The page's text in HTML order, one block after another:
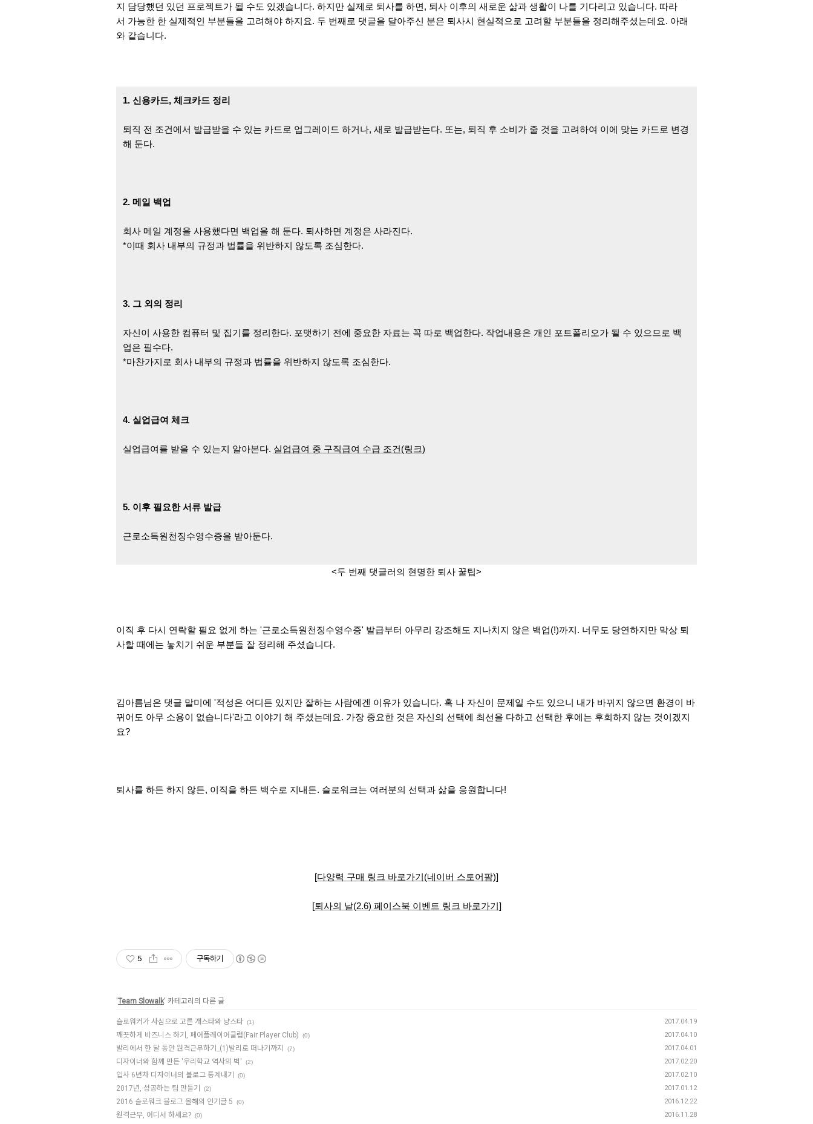
지 담당했던 있던 프로젝트가 될 수도 있겠습니다. 하지만 실제로 퇴사를 하면, 퇴사 이후의 새로운 삶과 생활이 나를 기다리고 있습니다. 따라
서 가능한 한 실제적인 부분들을 고려해야 하지요. 두 번째로 댓글을 달아주신 분은 퇴사시 현실적으로 고려할 부분들을 정리해주셨는데요. 아래
와 같습니다.
1. 신용카드, 체크카드 정리
퇴직 전 조건에서 발급받을 수 있는 카드로 업그레이드 하거나, 새로 발급받는다. 또는, 퇴직 후 소비가 줄 것을 고려하여 이에 맞는 카드로 변경
해 둔다.
2. 메일 백업
회사 메일 계정을 사용했다면 백업을 해 둔다. 퇴사하면 계정은 사라진다.
*이때 회사 내부의 규정과 법률을 위반하지 않도록 조심한다.
3. 그 외의 정리
자신이 사용한 컴퓨터 및 집기를 정리한다. 포맷하기 전에 중요한 자료는 꼭 따로 백업한다. 작업내용은 개인 포트폴리오가 될 수 있으므로 백
업은 필수다.
*마찬가지로 회사 내부의 규정과 법률을 위반하지 않도록 조심한다.
4. 실업급여 체크
실업급여를 받을 수 있는지 알아본다. 실업급여 중 구직급여 수급 조건(링크)
5. 이후 필요한 서류 발급
근로소득원천징수영수증을 받아둔다.
<두 번째 댓글러의 현명한 퇴사 꿀팁>
이직 후 다시 연락할 필요 없게 하는 '근로소득원천징수영수증' 발급부터 아무리 강조해도 지나치지 않은 백업(!)까지. 너무도 당연하지만 막상 퇴
사할 때에는 놓치기 쉬운 부분들 잘 정리해 주셨습니다.
김아름님은 댓글 말미에 '적성은 어디든 있지만 잘하는 사람에겐 이유가 있습니다. 혹 나 자신이 문제일 수도 있으니 내가 바뀌지 않으면 환경이 바
뀌어도 아무 소용이 없습니다'라고 이야기 해 주셨는데요. 가장 중요한 것은 자신의 선택에 최선을 다하고 선택한 후에는 후회하지 않는 것이겠지
요?
퇴사를 하든 하지 않든, 이직을 하든 백수로 지내든. 슬로워크는 여러분의 선택과 삶을 응원합니다!
[다양력 구매 링크 바로가기(네이버 스토어팜)]
[퇴사의 날(2.6) 페이스북 이벤트 링크 바로가기 ]
5 구독하기
'Team Slowalk' 카테고리의 다른 글
슬로워커가 사심으로 고른 개스타와 냥스타 (1) 2017.04.19
깨끗하게 비즈니스 하기, 페어플레이어클럽(Fair Player Club) (0) 2017.04.10
발리에서 한 달 동안 원격근무하기_(1)발리로 떠나기까지 (7) 2017.04.01
디자이너와 함께 만든 '우리학교 역사의 벽' (2) 2017.02.20
입사 6년차 디자이너의 블로그 통계내기 (0) 2017.02.10
2017년, 성공하는 팀 만들기 (2) 2017.01.12
2016 슬로워크 블로그 올해의 인기글 5 (0) 2016.12.22
원격근무, 어디서 하세요? (0) 2016.11.28